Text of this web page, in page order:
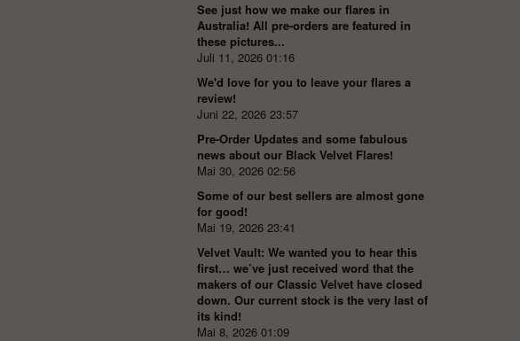
See just how we make our flares in
Australia! All pre-orders are featured in
these pictures...
Juli 11, 2026 01:16
We'd love for you to leave your flares a
review!
Juni 22, 2026 23:57
Pre-Order Updates and some fabulous
news about our Black Velvet Flares!
Mai 30, 2026 02:56
Some of our best sellers are almost gone
for good!
Mai 19, 2026 23:41
Velvet Vault: We wanted you to hear this
first… we’ve just received word that the
makers of our Classic Velvet have closed
down. Our current stock is the very last of
its kind!
Mai 8, 2026 01:09